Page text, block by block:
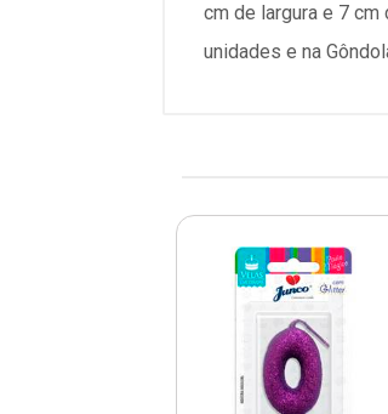
cm de largura e 7
unidades e na